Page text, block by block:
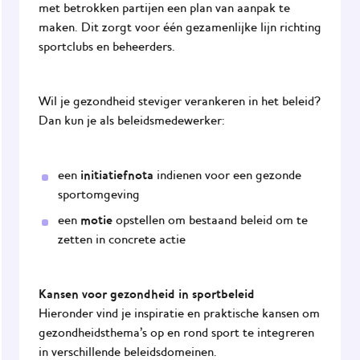
met betrokken partijen een plan van aanpak te
maken. Dit zorgt voor één gezamenlijke lijn richting
sportclubs en beheerders.
Wil je gezondheid steviger verankeren in het beleid?
Dan kun je als beleidsmedewerker:
een initiatiefnota indienen voor een gezonde
sportomgeving
een motie opstellen om bestaand beleid om te
zetten in concrete actie
Kansen voor gezondheid in sportbeleid
Hieronder vind je inspiratie en praktische kansen om
gezondheidsthema’s op en rond sport te integreren
in verschillende beleidsdomeinen.